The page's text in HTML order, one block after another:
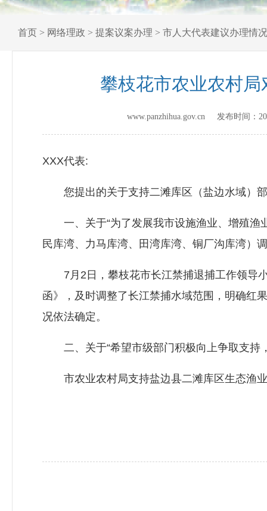
首页 > 网络理政 > 提案议案办理 > 市人大代表建议办理情况
攀枝花市农业农村
www.panzhihua.gov.cn 发布时间：
XXX代表:
您提出的关于支持二滩库区（盐边水域）部
一、关于“为了发展我市设施渔业、增殖渔
民库湾、力马库湾、田湾库湾、铜厂沟库湾）
7月2日，攀枝花市长江禁捕退捕工作领导小
函》，及时调整了长江禁捕水域范围，明确红
况依法确定。
二、关于“希望市级部门积极向上争取支持
市农业农村局支持盐边县二滩库区生态渔业